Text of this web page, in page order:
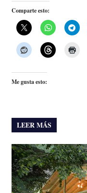
Comparte esto:
Me gusta esto:
LEER MÁS